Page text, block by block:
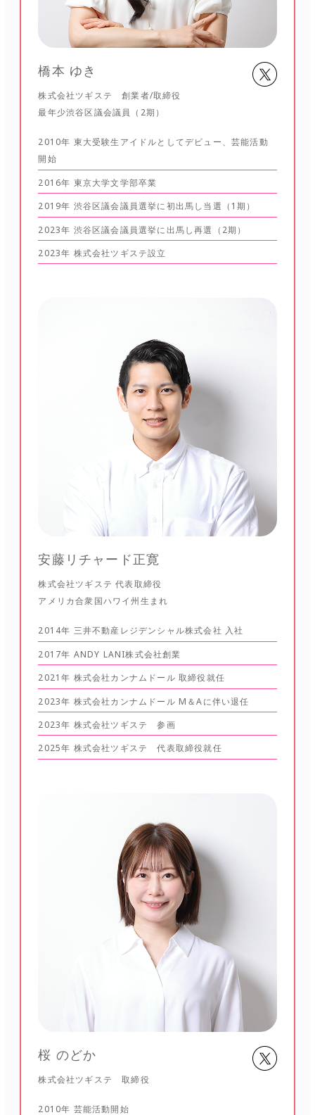
橋本 ゆき
株式会社ツギステ 創業者/取締役
最年少渋谷区議会議員（2期）
2010年 東大受験生アイドルとしてデビュー、芸能活動
開始
2016年 東京大学文学部卒業
2019年 渋谷区議会議員選挙に初出馬し当選（1期）
2023年 渋谷区議会議員選挙に出馬し再選（2期）
2023年 株式会社ツギステ設立
安藤リチャード正寛
株式会社ツギステ 代表取締役
アメリカ合衆国ハワイ州生まれ
2014年 三井不動産レジデンシャル株式会社 入社
2017年 ANDY LANI株式会社創業
2021年 株式会社カンナムドール 取締役就任
2023年 株式会社カンナムドール M＆Aに伴い退任
2023年 株式会社ツギステ 参画
2025年 株式会社ツギステ 代表取締役就任
桜 のどか
株式会社ツギステ 取締役
2010年 芸能活動開始